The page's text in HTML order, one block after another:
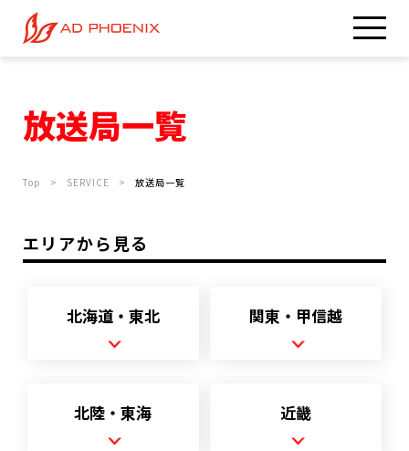
放送局一覧
Top SERVICE 放送局一覧
エリアから見る
北海道・東北 関東・甲信越
北陸・東海 近畿